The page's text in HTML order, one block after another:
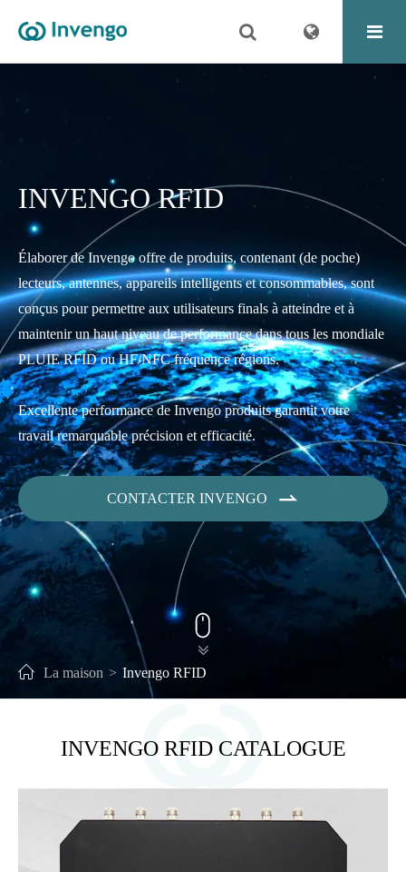
INVENGO RFID
Élaborer de Invengo offre de produits, contenant (de poche)
lecteurs, antennes, appareils intelligents et consommables, sont
conçus pour permettre aux utilisateurs finals à atteindre et à
maintenir un haut niveau de performance dans tous les mondiale
PLUIE RFID ou HF/NFC fréquence régions.
Excellente performance de Invengo produits garantit votre
travail remarquable précision et efficacité.
CONTACTER INVENGO 
La maison Invengo RFID


INVENGO RFID CATALOGUE